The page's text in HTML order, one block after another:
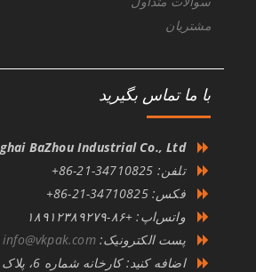
مشتریان
با ما تماس بگیرید
BaZhou Industrial Co., Ltd.
تلفن: 34710825-21-86+
فکس: 34710825-21-86+
واتس‌اپ: +۸۶-۱۸۹۱۲۳۸۹۲۷۹
پست الکترونیک:info@vkpak.com